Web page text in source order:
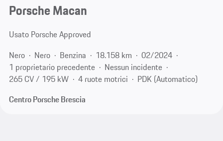
Porsche Macan
Usato Porsche Approved
Nero
Nero Benzina 18.158 km
02/2024
1 proprietario precedente
Nessun incidente
265 CV / 195 kW
4 ruote motrici
PDK (Automatico)
Centro Porsche Brescia